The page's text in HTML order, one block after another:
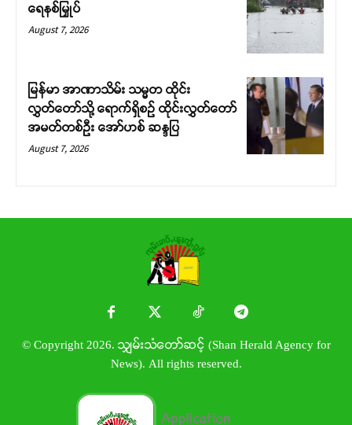
ရေနစ်မြှုပ်
August 7, 2026
မြန်မာ အာဏာသိမ်း သမ္မတ ထိုင်း
လွှတ်တော်သို့ ရောက်ရှိစဉ် ထိုင်းလွှတ်တော်
အမတ်တစ်ဦး အော်ဟစ် ဆန္ဒပြ
August 7, 2026
© Copyright 2026. သျှမ်းသံတော်ဆင့် (Shan Herald Agency for
News). All rights reserved.